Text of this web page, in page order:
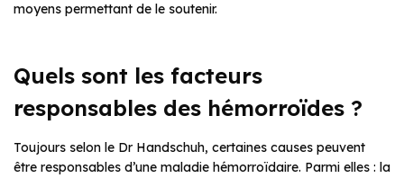
moyens permettant de le soutenir.
Quels sont les facteurs
responsables des hémorroïdes ?
Toujours selon le Dr Handschuh, certaines causes peuvent
être responsables d’une maladie hémorroïdaire. Parmi elles : la